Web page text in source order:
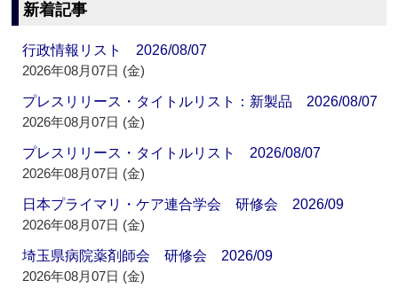
新着記事
行政情報リスト 2026/08/07
2026年08月07日 (金)
プレスリリース・タイトルリスト：新製品 2026/08/07
2026年08月07日 (金)
プレスリリース・タイトルリスト 2026/08/07
2026年08月07日 (金)
日本プライマリ・ケア連合学会 研修会 2026/09
2026年08月07日 (金)
埼玉県病院薬剤師会 研修会 2026/09
2026年08月07日 (金)